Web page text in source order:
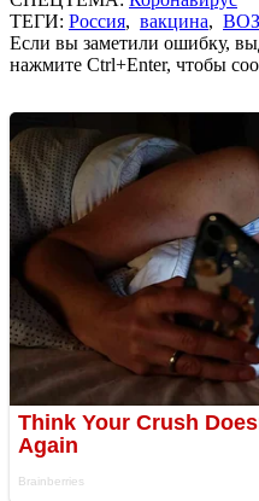
ТЕГИ: Россия, вакцина, ВОЗ
Если вы заметили ошибку,
нажмите Ctrl+Enter, чтобы